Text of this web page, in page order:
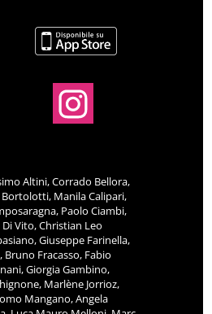
Altini, Corrado Bellora,
Manila Calipari,
Paolo Ciambi,
Vito, Christian Leo
Giuseppe Farinella,
Fracasso, Fabio
Giorgia Gambino,
Marlène Jorrioz,
Mangano, Angela